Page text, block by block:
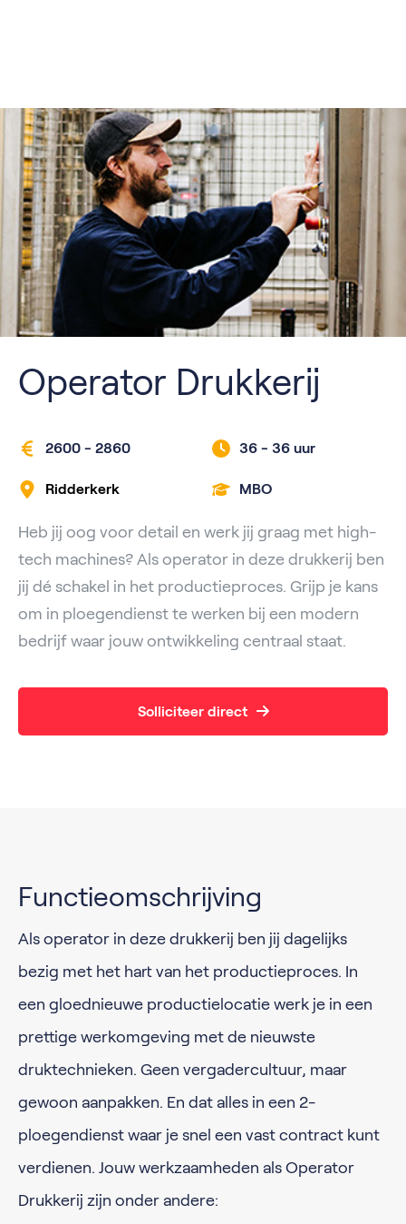
Operator Drukkerij
2600 - 2860 36 - 36 uur
Ridderkerk MBO
Heb jij oog voor detail en werk jij graag met high-
tech machines? Als operator in deze drukkerij ben
jij dé schakel in het productieproces. Grijp je kans
om in ploegendienst te werken bij een modern
bedrijf waar jouw ontwikkeling centraal staat.
Solliciteer direct
Functieomschrijving
Als operator in deze drukkerij ben jij dagelijks
bezig met het hart van het productieproces. In
een gloednieuwe productielocatie werk je in een
prettige werkomgeving met de nieuwste
druktechnieken. Geen vergadercultuur, maar
gewoon aanpakken. En dat alles in een 2-
ploegendienst waar je snel een vast contract kunt
verdienen. Jouw werkzaamheden als Operator
Drukkerij zijn onder andere: